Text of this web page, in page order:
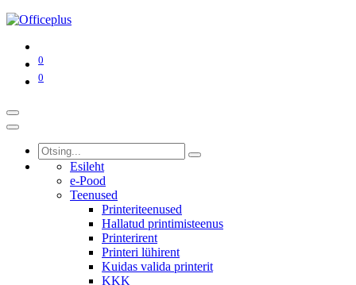
0
0
Esileht
e-Pood
Teenused
Printeriteenused
Hallatud printimisteenus
Printerirent
Printeri lühirent
Kuidas valida printerit
KKK